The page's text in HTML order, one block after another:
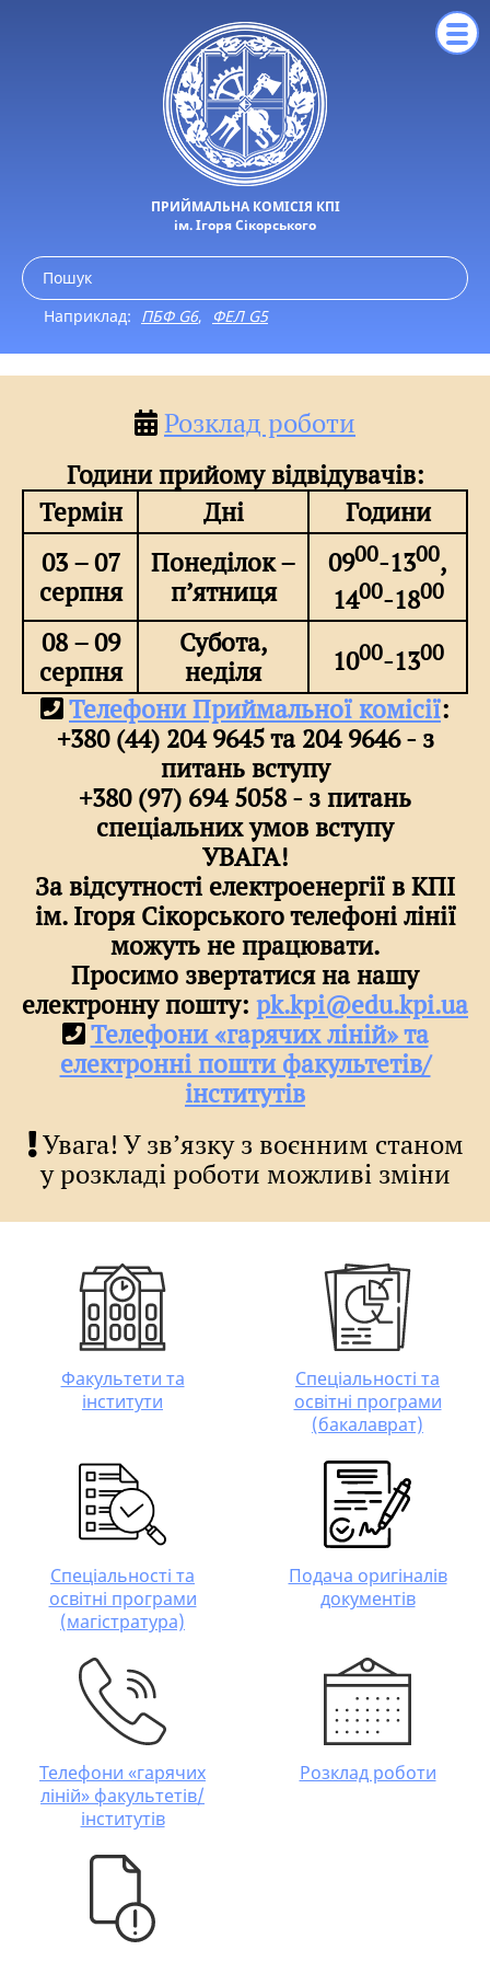
ПРИЙМАЛЬНА КОМІСІЯ КПІ
ім. Ігоря Сікорського
Наприклад: ПБФ G6, ФЕЛ G5
Розклад роботи
Години прийому відвідувачів:
Термін
Дні
Години
03 – 07
серпня
Понеділок –
п’ятниця
0900-1300,
1400-1800
08 – 09
серпня
Субота,
неділя
1000-1300
Телефони Приймальної комісії:
+380 (44) 204 9645 та 204 9646 - з
питань вступу
+380 (97) 694 5058 - з питань
спеціальних умов вступу
УВАГА!
За відсутності електроенергії в КПІ
ім. Ігоря Сікорського телефоні лінії
можуть не працювати.
Просимо звертатися на нашу
електронну пошту: pk.kpi@edu.kpi.ua
Телефони «гарячих ліній» та
електронні пошти факультетів/
інститутів
Увага! У звʼязку з воєнним станом
у розкладі роботи можливі зміни
Факультети та
інститути
Спеціальності та
освітні програми
(бакалаврат)
Спеціальності та
освітні програми
(магістратура)
Подача оригіналів
документів
Телефони «гарячих
ліній» факультетів/
інститутів
Розклад роботи